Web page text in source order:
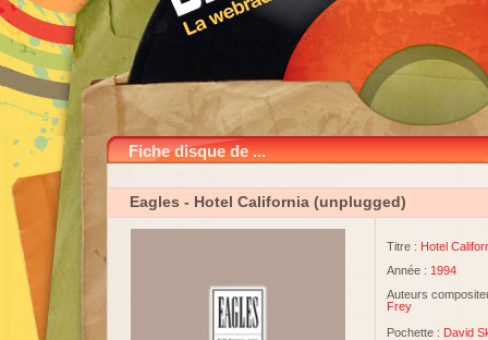
Fiche disque de ...
Eagles - Hotel California (unplugged)
Titre : Hotel
Année : 1994
Auteurs
Frey
Pochette : David